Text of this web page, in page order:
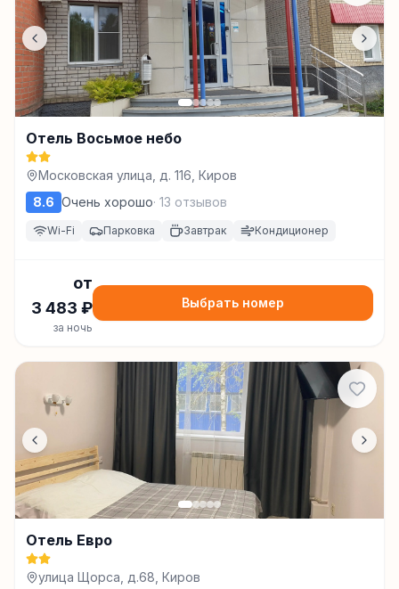
Отель Восьмое небо
Московская улица, д. 116, Киров
8.6 Очень хорошо· 13 отзывов
Wi-Fi Парковка Завтрак Кондиционер
от
3 483 ₽
за ночь
Выбрать номер
Отель Евро
улица Щорса, д.68, Киров